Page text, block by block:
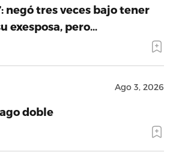
negó tres veces bajo tener
exesposa, pero…
Ago 3, 2026
doble